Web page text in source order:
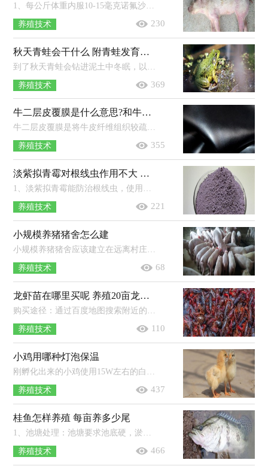
养殖技术 230
秋天青蛙会干什么 附青蛙发育的四个阶段
养殖技术 369
牛二层皮覆膜是什么意思?和牛头层皮哪个好
牛二层皮覆膜是将牛皮纤维组织较疏松的二层部分，经化学材料喷涂或覆上PVC、PU薄膜加工而成。牛皮主要分为牛头层皮和牛二层皮，牛头...
养殖技术 355
淡紫拟青霉对根线虫作用不大 淡紫拟青霉的作用
1、淡紫拟青霉能防治根线虫，使用后可以让根线虫造成的危害明显降低。2、淡紫拟青霉孢子萌发后会产生菌丝，这种菌丝可以穿透线虫的卵...
养殖技术 221
小规模养猪猪舍怎么建
小规模养猪猪舍应该建立在远离村庄和畜产品加工厂，来往行人少，住房的下风或偏风方向，地势高燥，无污染，有可取的活水源处。一般猪舍后墙...
养殖技术 68
龙虾苗在哪里买呢 养殖20亩龙虾可赚多少
购买途径：通过百度地图搜索附近的龙虾养殖基地进行购买，或者是上网查询大型龙虾养殖基地，然后联系购买，或者是前往海鲜市场咨询。挑选...
养殖技术 110
小鸡用哪种灯泡保温
刚孵化出来的小鸡使用15W左右的白炽灯即可。初出壳的雏鸡，体温比成年鸡低3℃左右，要10天后才能达到正常体温，加上雏鸡绒毛短且稀，不能...
养殖技术 437
桂鱼怎样养殖 每亩养多少尾
1、池塘处理：池塘要求池底硬，淤泥少，靠近水源，并且在放养鱼苗前，需要全池泼洒0.7PPM硫酸铜和硫酸亚铁合剂（5：2）。2、放养：如果是放养体长约...
养殖技术 466